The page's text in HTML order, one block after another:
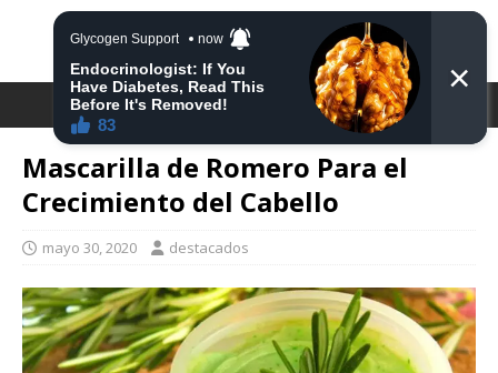
DESTACA2
Mascarilla de Romero Para el
Crecimiento del Cabello
mayo 30, 2020 destacados